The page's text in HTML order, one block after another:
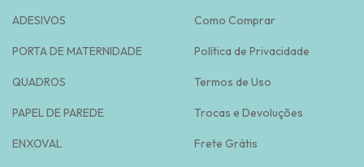
ADESIVOS
PORTA DE MATERNIDADE
QUADROS
PAPEL DE PAREDE
ENXOVAL
Como Comprar
Política de Privacidade
Termos de Uso
Trocas e Devoluções
Frete Grátis